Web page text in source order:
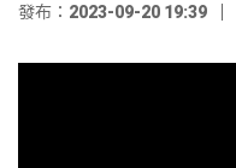
發布：2023-09-20 19:39